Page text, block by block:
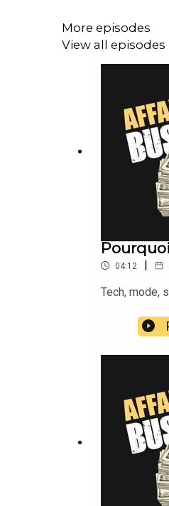
More episodes
View all episodes
04:12 |
Tech, mode,